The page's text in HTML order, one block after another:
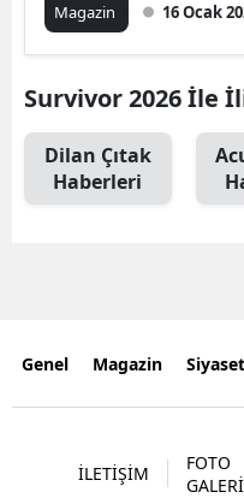
Magazin 16 Ocak
Survivor 2026 İle
Dilan Çıtak
Haberleri
Genel Magazin Siyaset
İLETİŞİM
FOTO